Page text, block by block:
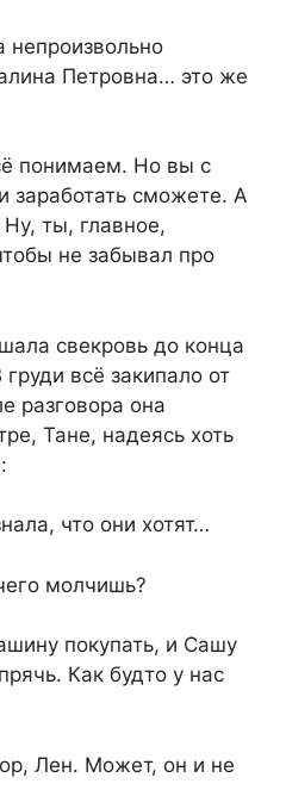
Петровна… это же
понимаем. Но вы с
сможете. А
ты, главное,
не забывал про
свекровь до конца
всё закипало от
разговора она
Тане, надеясь хоть
что они хотят…
молчишь?
покупать, и Сашу
Как будто у нас
Лен. Может, он и не